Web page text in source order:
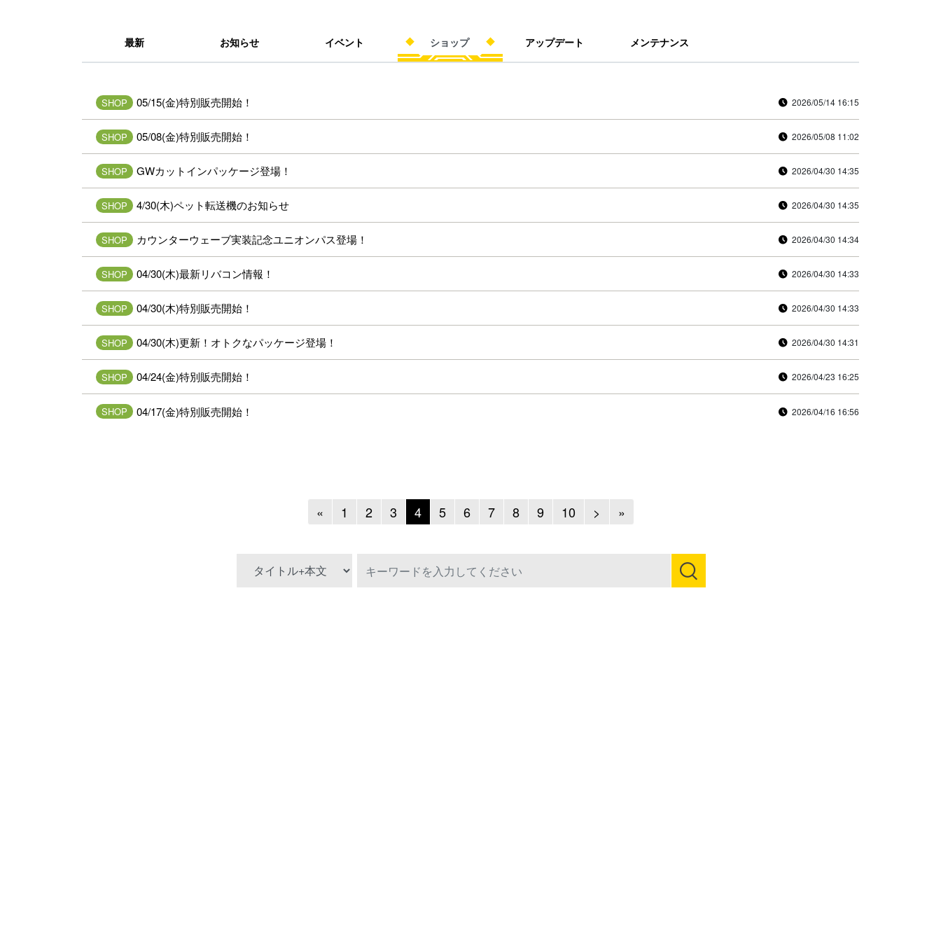
最新 お知らせ イベント ショップ アップデート メンテナンス
SHOP 05/15(金)特別販売開始！ 2026/05/14 16:15
SHOP 05/08(金)特別販売開始！ 2026/05/08 11:02
SHOP GWカットインパッケージ登場！ 2026/04/30 14:35
SHOP 4/30(木)ペット転送機のお知らせ 2026/04/30 14:35
SHOP カウンターウェーブ実装記念ユニオンパス登場！ 2026/04/30 14:34
SHOP 04/30(木)最新リバコン情報！ 2026/04/30 14:33
SHOP 04/30(木)特別販売開始！ 2026/04/30 14:33
SHOP 04/30(木)更新！オトクなパッケージ登場！ 2026/04/30 14:31
SHOP 04/24(金)特別販売開始！ 2026/04/23 16:25
SHOP 04/17(金)特別販売開始！ 2026/04/16 16:56
«Previous
1 2 3 4 5 6 7 8 9 10 > Next
»